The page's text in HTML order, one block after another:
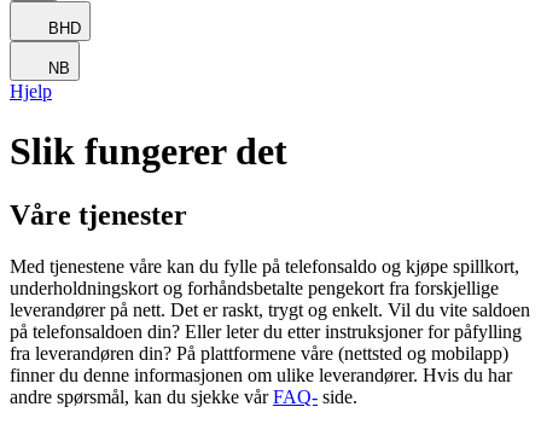
BHD
NB
Hjelp
Slik fungerer det
Våre tjenester
Med tjenestene våre kan du fylle på telefonsaldo og kjøpe spillkort,
underholdningskort og forhåndsbetalte pengekort fra forskjellige
leverandører på nett. Det er raskt, trygt og enkelt. Vil du vite saldoen
på telefonsaldoen din? Eller leter du etter instruksjoner for påfylling
fra leverandøren din? På plattformene våre (nettsted og mobilapp)
finner du denne informasjonen om ulike leverandører. Hvis du har
andre spørsmål, kan du sjekke vårFAQ- side.